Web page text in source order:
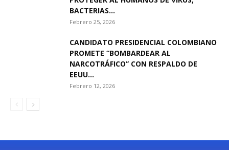
BACTERIAS...
Febrero 25, 2026
CANDIDATO PRESIDENCIAL COLOMBIANO
PROMETE “BOMBARDEAR AL
NARCOTRÁFICO” CON RESPALDO DE
EEUU...
Febrero 12, 2026